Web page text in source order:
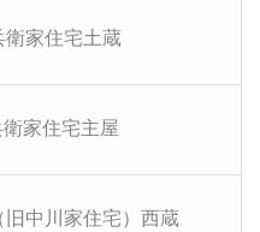
家住宅土蔵
家住宅主屋
中川家住宅）西蔵